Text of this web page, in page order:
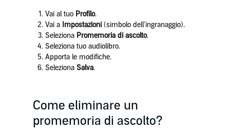
Vai al tuo Profilo.
Vai aImpostazioni (simbolo dell’ingranaggio).
SelezionaPromemoria di ascolto.
Seleziona tuo audiolibro.
Apporta le modifiche.
Seleziona Salva.
Come eliminare un
promemoria di ascolto?